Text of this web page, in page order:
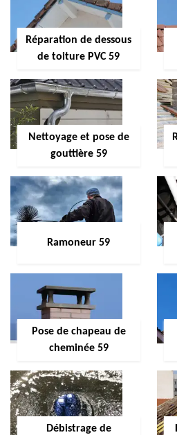
Réparation de dessous
de toiture PVC 59
Nettoyage et pose de
gouttière 59
Ramoneur 59
Pose de chapeau de
cheminée 59
Débistrage de